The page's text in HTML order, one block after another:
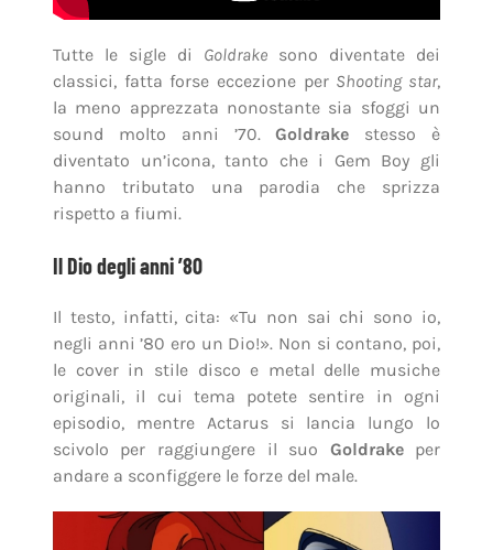
Tutte le sigle di Goldrake sono diventate dei
classici, fatta forse eccezione per Shooting star,
la meno apprezzata nonostante sia sfoggi un
sound molto anni ’70.Goldrake stesso è
diventato un’icona, tanto che i Gem Boy gli
hanno tributato una parodia che sprizza
rispetto a fiumi.
Il Dio degli anni ’80
Il testo, infatti, cita: «Tu non sai chi sono io,
negli anni ’80 ero un Dio!». Non si contano, poi,
le cover in stile disco e metal delle musiche
originali, il cui tema potete sentire in ogni
episodio, mentre Actarus si lancia lungo lo
scivolo per raggiungere il suo Goldrakeper
andare a sconfiggere le forze del male.